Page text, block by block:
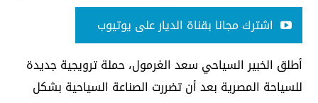
اشترك مجانا بقناة الديار على يوتيوب
أطلق الخبير السياحي سعد الغرمول، حملة ترويجية جديدة
للسياحة المصرية بعد أن تضررت الصناعة السياحية بشكل